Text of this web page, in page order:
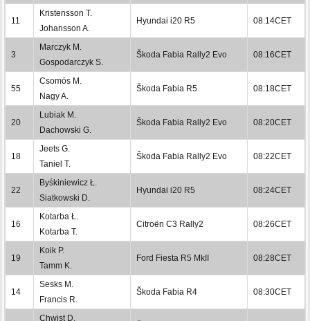
11
Kristensson T.
Johansson A.
Hyundai i20 R5 08:14CET
3
Marczyk M.
Gospodarczyk S.
Škoda Fabia Rally2 Evo 08:16CET
55
Csomós M.
Nagy A.
Škoda Fabia R5 08:18CET
20
Lubiak M.
Dachowski G.
Škoda Fabia Rally2 Evo 08:20CET
18
Jeets G.
Taniel T.
Škoda Fabia Rally2 Evo 08:22CET
22
Byśkiniewicz Ł.
Siatkowski D.
Hyundai i20 R5 08:24CET
16
Kotarba Ł.
Kotarba T.
Citroën C3 Rally2 08:26CET
19
Koik P.
Tamm K.
Ford Fiesta R5 MkII 08:28CET
14
Sesks M.
Francis R.
Škoda Fabia R4 08:30CET
Chwist D.